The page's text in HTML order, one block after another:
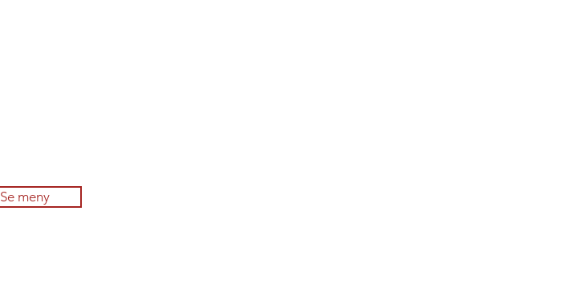
Se meny